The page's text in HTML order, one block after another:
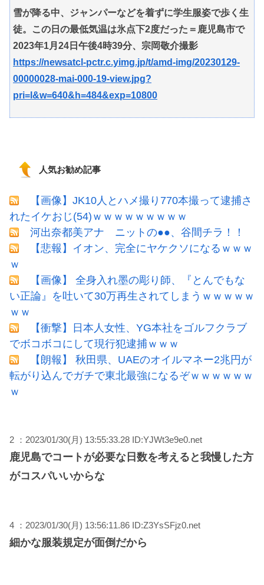
雪が降る中、ジャンパーなどを着ずに学生服姿で歩く生
徒。この日の最低気温は氷点下2度だった＝鹿児島市で
2023年1月24日午後4時39分、宗岡敬介撮影
https://newsatcl-pctr.c.yimg.jp/t/amd-img/20230129-
00000028-mai-000-19-view.jpg?
pri=l&w=640&h=484&exp=10800
人気お勧め記事
【画像】JK10人とハメ撮り770本撮って逮捕さ
れたイケおじ(54)ｗｗｗｗｗｗｗｗｗ
河出奈都美アナ ニットの●●、谷間チラ！！
【悲報】イオン、完全にヤケクソになるｗｗｗ
ｗ
【画像】 全身入れ墨の彫り師、『とんでもな
い正論』を吐いて30万再生されてしまうｗｗｗｗｗ
ｗｗ
【衝撃】日本人女性、YG本社をゴルフクラブ
でボコボコにして現行犯逮捕ｗｗｗ
【朗報】 秋田県、UAEのオイルマネー2兆円が
転がり込んでガチで東北最強になるぞｗｗｗｗｗｗ
ｗ
2 ：2023/01/30(月) 13:55:33.28 ID:YJWt3e9e0.net
鹿児島でコートが必要な日数を考えると我慢した方
がコスパいいからな
4 ：2023/01/30(月) 13:56:11.86 ID:Z3YsSFjz0.net
細かな服装規定が面倒だから